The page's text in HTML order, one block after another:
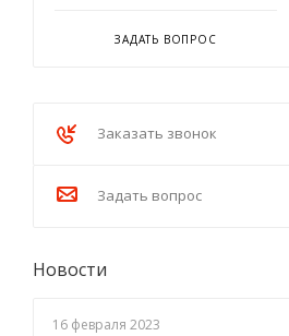
ЗАДАТЬ ВОПРОС
Заказать звонок
Задать вопрос
Новости
16 февраля 2023